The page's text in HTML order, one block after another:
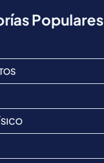
Populares